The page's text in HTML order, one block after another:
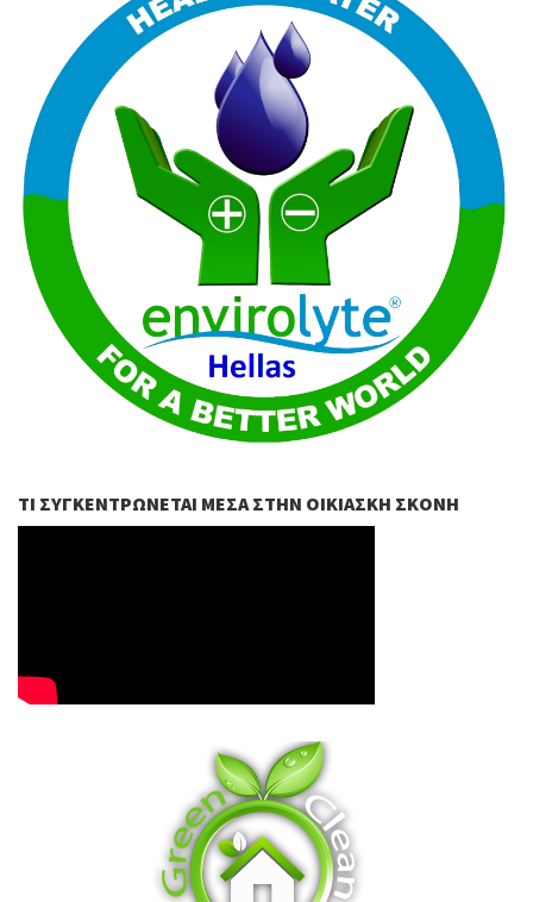
ΤΙ ΣΥΓΚΕΝΤΡΏΝΕΤΑΙ ΜΈΣΑ ΣΤΗΝ ΟΙΚΙΑΣΚΉ ΣΚΌΝΗ